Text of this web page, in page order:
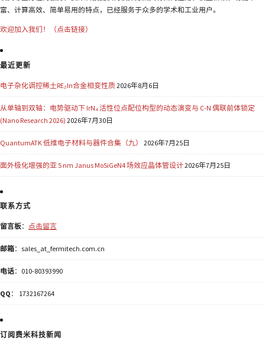
富、计算高效、简单易用的特点，已经服务于众多的学术和工业用户。
欢迎加入我们！（点击链接）
最近更新
电子杂化调控稀土RE₂In合金相变性质2026年8月6日
从单轴到双轴：电势驱动下 IrN₄ 活性位点配位构型的动态演变与 C-N 偶联前体锁定
(Nano Research 2026) 2026年7月30日
QuantumATK 低维电子材料与器件合集（九） 2026年7月25日
面外极化增强的亚 5 nm Janus MoSiGeN4 场效应晶体管设计2026年7月25日
联系方式
留言板： 点击留言
邮箱：sales_at_fermitech.com.cn
电话：010-80393990
QQ ： 1732167264
订阅费米科技新闻